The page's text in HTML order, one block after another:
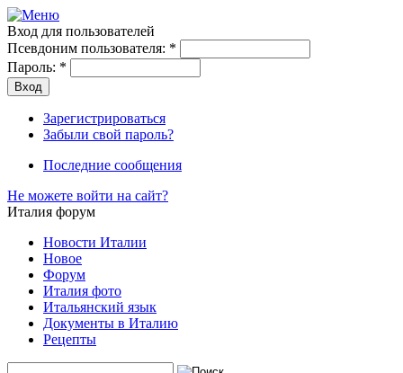
Вход для пользователей
Псевдоним пользователя: *
Пароль: *
Зарегистрироваться
Забыли свой пароль?
Последние сообщения
Не можете войти на сайт?
Италия форум
Новости Италии
Новое
Форум
Италия фото
Итальянский язык
Документы в Италию
Рецепты